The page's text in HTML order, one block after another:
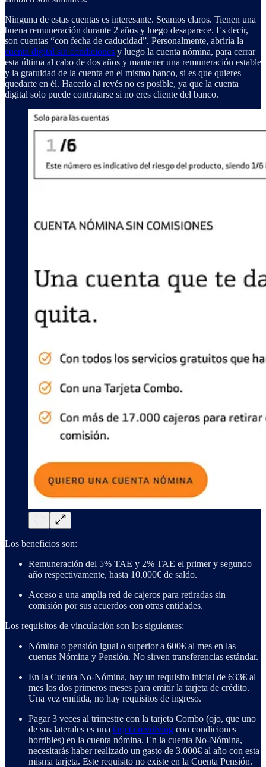
Ninguna de estas cuentas es interesante. Seamos claros. Tienen una
buena remuneración durante 2 años y luego desaparece. Es decir,
son cuentas “con fecha de caducidad”. Personalmente, abriría la
cuenta digital sin condiciones y luego la cuenta nómina, para cerrar
esta última al cabo de dos años y mantener una remuneración estable
y la gratuidad de la cuenta en el mismo banco, si es que quieres
quedarte en él. Hacerlo al revés no es posible, ya que la cuenta
digital solo puede contratarse si no eres cliente del banco.
Los beneficios son:
Remuneración del 5% TAE y 2% TAE el primer y segundo
año respectivamente, hasta 10.000€ de saldo.
Acceso a una amplia red de cajeros para retiradas sin
comisión por sus acuerdos con otras entidades.
Los requisitos de vinculación son los siguientes:
Nómina o pensión igual o superior a 600€ al mes en las
cuentas Nómina y Pensión. No sirven transferencias estándar.
En la Cuenta No-Nómina, hay un requisito inicial de 633€ al
mes los dos primeros meses para emitir la tarjeta de crédito.
Una vez emitida, no hay requisitos de ingreso.
Pagar 3 veces al trimestre con la tarjeta Combo (ojo, que uno
de sus laterales es una tarjeta revolving con condiciones
horribles) en la cuenta nómina. En la cuenta No-Nómina,
necesitarás haber realizado un gasto de 3.000€ al año con esta
misma tarjeta. Este requisito no existe en la Cuenta Pensión.